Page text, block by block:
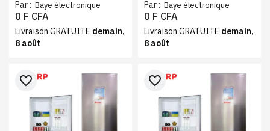
litres No Frost avec
fontaine silver
Par : Baye électronique
0 F CFA
Livraison GRATUITE demain,
8 août
litres No Frost Inverter gris
avec fontaine classe A++
Par : Baye électronique
0 F CFA
Livraison GRATUITE demain,
8 août
favorite_border favorite_border